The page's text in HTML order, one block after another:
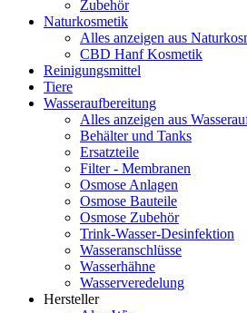
Zubehör
Naturkosmetik
Alles anzeigen aus
CBD Hanf Kosmetik
Reinigungsmittel
Tiere
Wasseraufbereitung
Alles anzeigen aus
Behälter und Tanks
Ersatzteile
Filter - Membranen
Osmose Anlagen
Osmose Bauteile
Osmose Zubehör
Trink-Wasser-Desinfektion
Wasseranschlüsse
Wasserhähne
Wasserveredelung
Hersteller